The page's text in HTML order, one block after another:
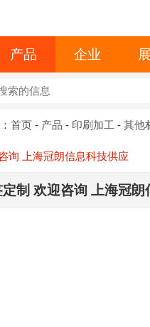
产品 企业
首页 - 产品 - 印刷加工 -其他
询 上海冠朗信息科技供应
定制 欢迎咨询 上海冠